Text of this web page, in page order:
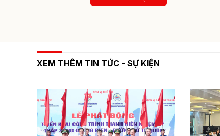
XEM THÊM TIN TỨC - SỰ KIỆN